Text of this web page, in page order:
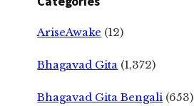
AriseAwake (12)
Bhagavad Gita (1,372)
Bhagavad Gita Bengali (653)